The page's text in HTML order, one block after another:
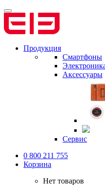
Продукция
Смартфоны
Аксессуары
Сервис
0 800 211 755
Корзина
Нет товаров